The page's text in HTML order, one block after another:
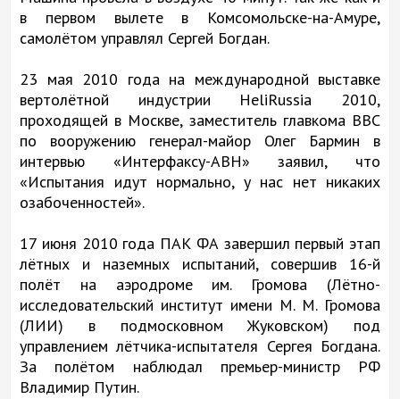
в первом вылете в Комсомольске-на-Амуре,
самолётом управлял Сергей Богдан.
23 мая 2010 года на международной выставке
вертолётной индустрии HeliRussia 2010,
проходящей в Москве, заместитель главкома ВВС
по вооружению генерал-майор Олег Бармин в
интервью «Интерфаксу-АВН» заявил, что
«Испытания идут нормально, у нас нет никаких
озабоченностей».
17 июня 2010 года ПАК ФА завершил первый этап
лётных и наземных испытаний, совершив 16-й
полёт на аэродроме им. Громова (Лётно-
исследовательский институт имени М. М. Громова
(ЛИИ) в подмосковном Жуковском) под
управлением лётчика-испытателя Сергея Богдана.
За полётом наблюдал премьер-министр РФ
Владимир Путин.